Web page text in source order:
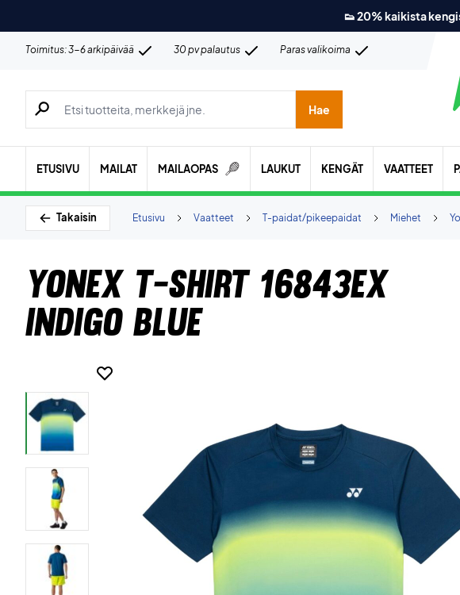
👟 20% kaikista
Toimitus: 3-6 arkipäivää 30 pv palautus Paras valikoima
Hae tuotteita, merkkejä jne.
Hae
ETUSIVU MAILAT MAILAOPAS LAUKUT KENGÄT VAATTEET
Takaisin Miehet
T-paidat/pikeepaidat
Vaatteet
Etusivu
Yonex T-shirt 16843EX
Indigo Blue